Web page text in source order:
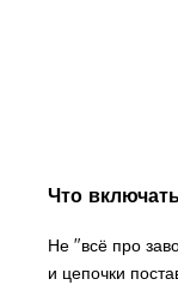
Что
Не "всё про
и цепочки